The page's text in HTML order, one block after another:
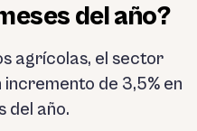
del año?
agrícolas, el sector
de 3,5% en
del año.